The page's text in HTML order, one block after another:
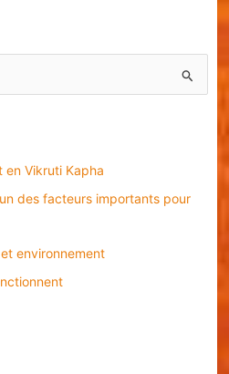
en Vikruti Kapha
des facteurs importants pour
environnement